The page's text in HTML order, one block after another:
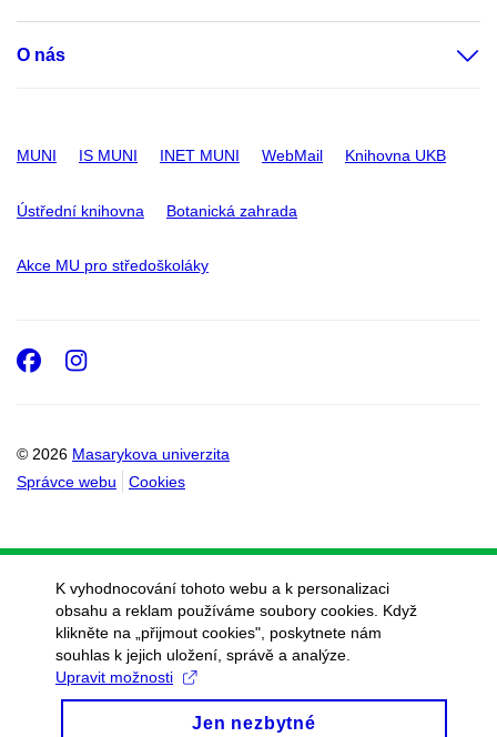
stopové analýzy
Informační
Environmentální chemie
Chemodynamika
znečištění
Lidský expozom
Environmentální
toxikologie
Bioanalytická
toxikologie
Buněčná a
O nás
MUNI IS MUNI INET MUNI WebMail Knihovna UKB
Ústřední knihovna Botanická zahrada
Akce MU pro středoškoláky
© 2026 Masarykova univerzita
Správce webu
Cookies
Facebook
Instagram
K vyhodnocování tohoto webu a k personalizaci
obsahu a reklam používáme soubory cookies. Když
klikněte na „přijmout cookies", poskytnete nám
souhlas k jejich uložení, správě a analýze.
Upravit možnosti
Jen nezbytné